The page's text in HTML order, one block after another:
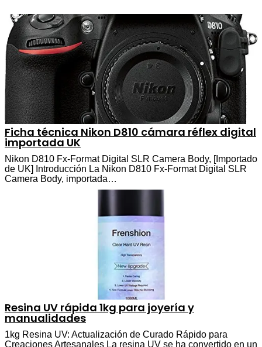
Ficha técnica Nikon D810 cámara réflex digital
importada UK
Nikon D810 Fx-Format Digital SLR Camera Body, [Importado
de UK] Introducción La Nikon D810 Fx-Format Digital SLR
Camera Body, importada…
Resina UV rápida 1kg para joyería y
manualidades
1kg Resina UV: Actualización de Curado Rápido para
Creaciones Artesanales La resina UV se ha convertido en un